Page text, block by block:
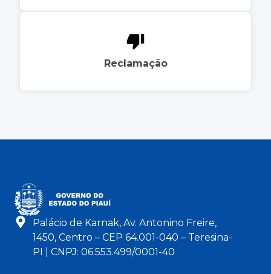
Reclamação
Palácio de Karnak, Av. Antonino Freire,
1450, Centro – CEP 64.001-040 – Teresina-
PI | CNPJ: 06.553.499/0001-40